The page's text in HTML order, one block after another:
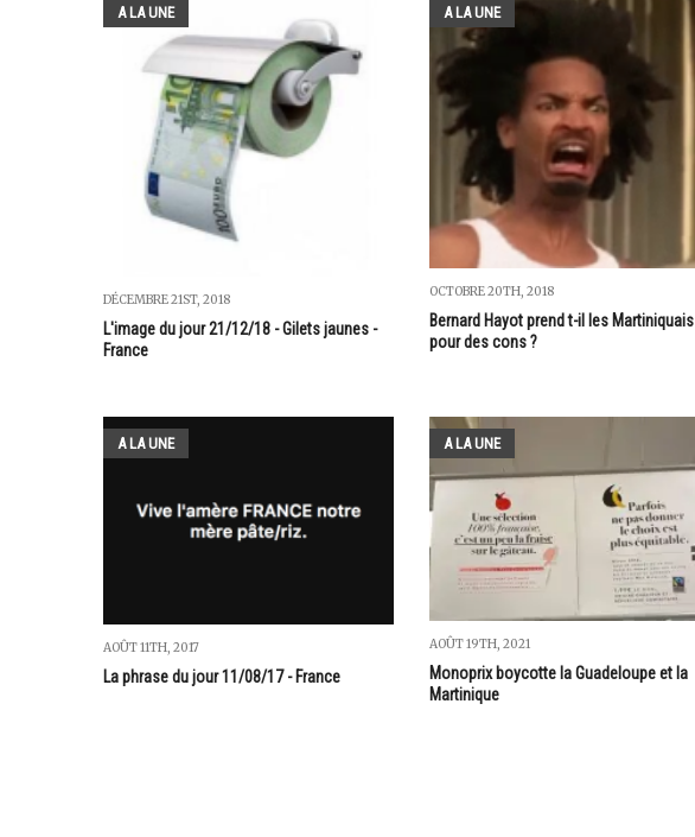
A LA UNE
DÉCEMBRE 21ST, 2018
L'image du jour 21/12/18 - Gilets jaunes -
France
A LA UNE
OCTOBRE 20TH, 2018
Bernard Hayot prend t-il les Martiniquais
pour des cons ?
A LA UNE
AOÛT 11TH, 2017
La phrase du jour 11/08/17 - France
A LA UNE
AOÛT 19TH, 2021
Monoprix boycotte la Guadeloupe et la
Martinique